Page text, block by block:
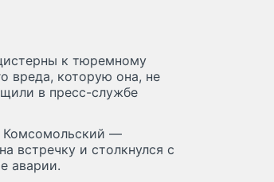
к тюремному
вреда, которую она, не
в пресс-службе
Комсомольский —
встречку и столкнулся с
аварии.